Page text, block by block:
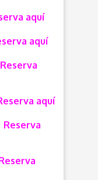
aquí
aquí
Reserva
aquí
Reserva